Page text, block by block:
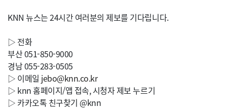
KNN 뉴스는 24시간 여러분의 제보를 기다립니다.
▷ 전화
부산 051-850-9000
경남 055-283-0505
▷ 이메일 jebo@knn.co.kr
▷ knn 홈페이지/앱 접속, 시청자 제보 누르기
▷ 카카오톡 친구찾기 @knn